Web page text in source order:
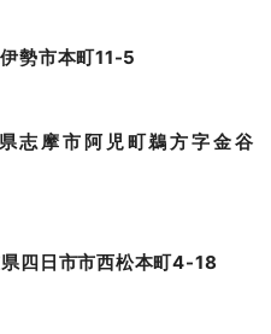
勢市本町11-5
志摩市阿児町鵜方字金谷
四日市市西松本町4-18